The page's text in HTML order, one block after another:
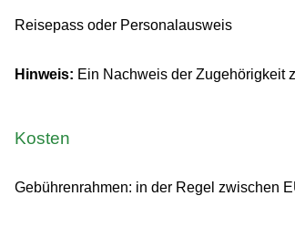
Reisepass oder Personalausweis
Hinweis: Ein Nachweis der Zugehörigkeit
Kosten
Gebührenrahmen: in der Regel zwischen